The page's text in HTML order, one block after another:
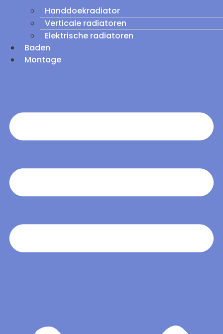
Handdoekradiator
Verticale radiatoren
Elektrische radiatoren
Baden
Montage